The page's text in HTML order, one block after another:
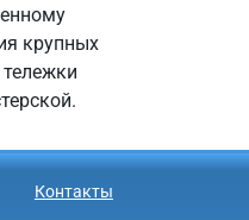
крупных
Контакты